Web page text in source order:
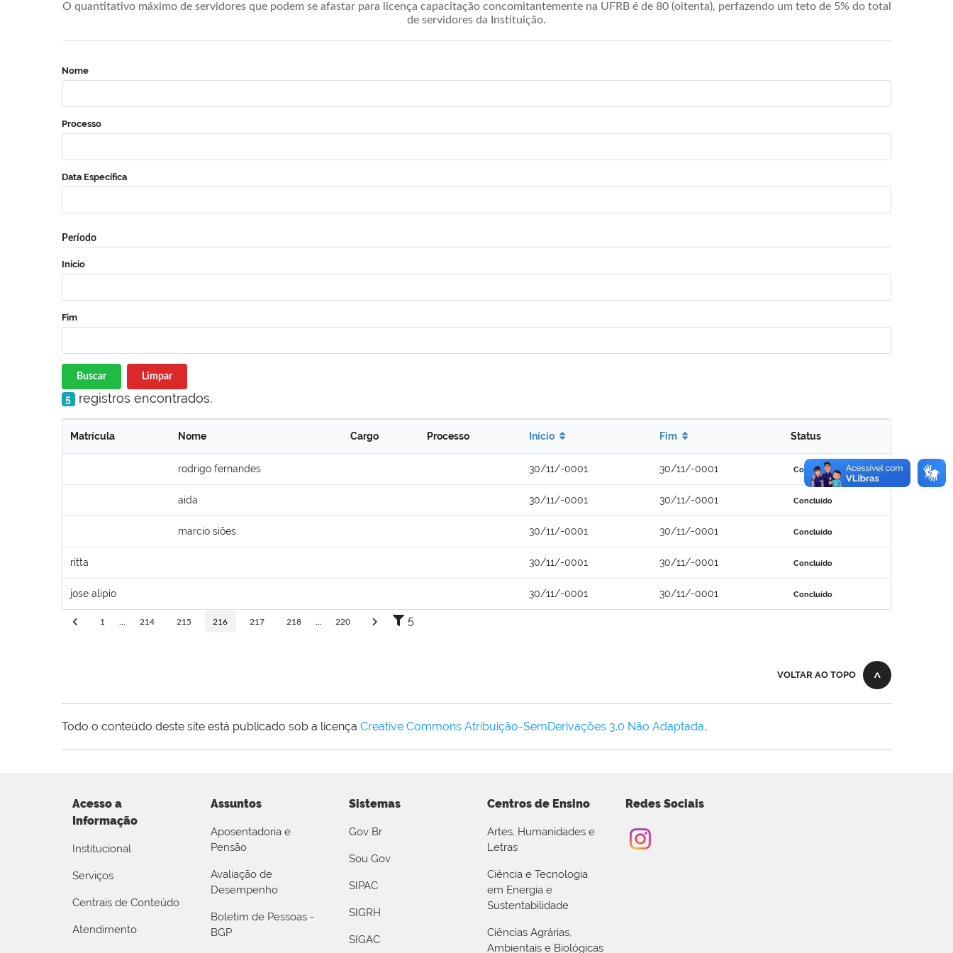
O quantitativo máximo de servidores que podem se afastar para licença capacitação concomitantemente na UFRB é de 80 (oitenta), perfazendo um teto de 5% do total
de servidores da Instituição.
Nome
Processo
Data Específica
Período
Início
Fim
Buscar Limpar
5 registros encontrados.
Matrícula Nome Cargo Processo Início Fim Status
rodrigo fernandes 30/11/-0001 30/11/-0001 Concluído
aida 30/11/-0001 30/11/-0001 Concluído
marcio siões 30/11/-0001 30/11/-0001 Concluído
ritta 30/11/-0001 30/11/-0001 Concluído
jose alipio 30/11/-0001 30/11/-0001 Concluído
1 214 215 216 217 218 220 5
VOLTAR AO TOPO
Todo o conteúdo deste site está publicado sob a licença Creative Commons Atribuição-SemDerivações 3.0 Não Adaptada.
Acesso a
Informação
Institucional
Serviços
Centrais de Conteúdo
Atendimento
Assuntos
Aposentadoria e
Pensão
Avaliação de
Desempenho
Boletim de Pessoas -
BGP
Sistemas
Gov Br
Sou Gov
SIPAC
SIGRH
SIGAC
Centros de Ensino
Artes, Humanidades e
Letras
Ciência e Tecnologia
em Energia e
Sustentabilidade
Ciências Agrárias,
Ambientais e Biológicas
Redes Sociais